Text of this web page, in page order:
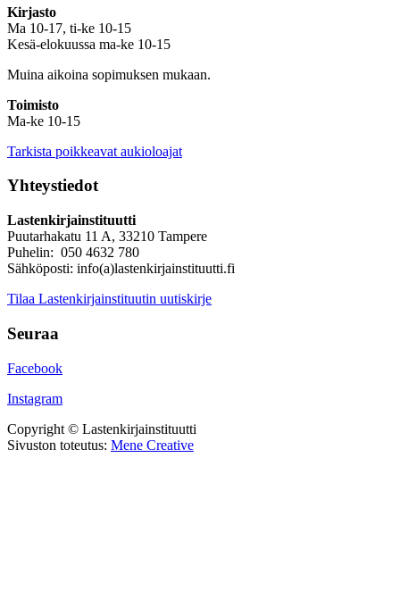
Kirjasto
Ma 10-17, ti-ke 10-15
Kesä-elokuussa ma-ke 10-15
Muina aikoina sopimuksen mukaan.
Toimisto
Ma-ke 10-15
Tarkista poikkeavat aukioloajat
Yhteystiedot
Lastenkirjainstituutti
Puutarhakatu 11 A, 33210 Tampere
Puhelin: 050 4632 780
Sähköposti: info(a)lastenkirjainstituutti.fi
Tilaa Lastenkirjainstituutin uutiskirje
Seuraa
Facebook
Instagram
Copyright © Lastenkirjainstituutti
Sivuston toteutus: Mene Creative